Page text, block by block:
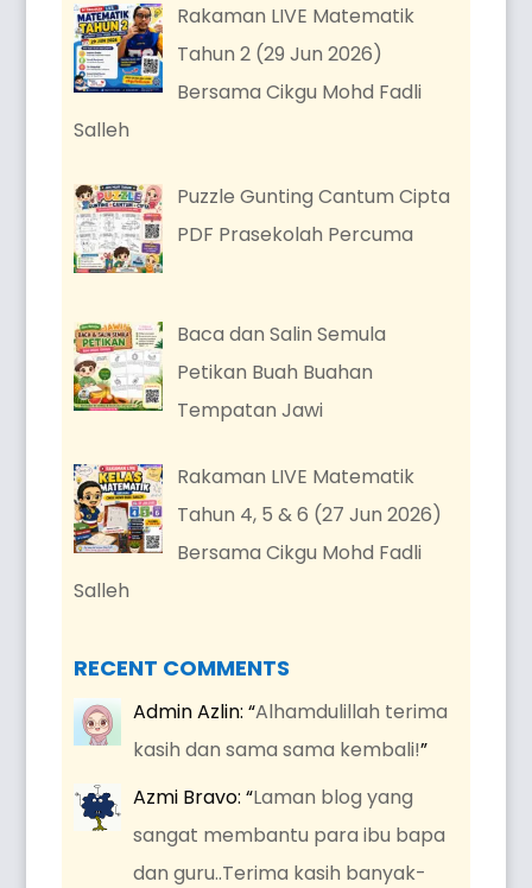
Rakaman LIVE Matematik
Tahun 2 (29 Jun 2026)
Bersama Cikgu Mohd Fadli
Salleh
Puzzle Gunting Cantum Cipta
PDF Prasekolah Percuma
Baca dan Salin Semula
Petikan Buah Buahan
Tempatan Jawi
Rakaman LIVE Matematik
Tahun 4, 5 & 6 (27 Jun 2026)
Bersama Cikgu Mohd Fadli
Salleh
RECENT COMMENTS
Admin Azlin: “Alhamdulillah terima
kasih dan sama sama kembali!”
Azmi Bravo: “Laman blog yang
sangat membantu para ibu bapa
dan guru..Terima kasih banyak-